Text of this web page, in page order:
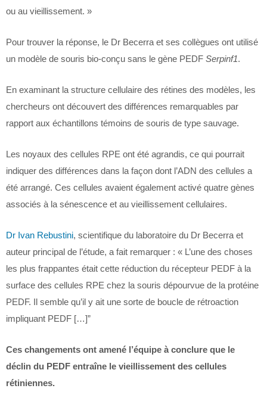
ou au vieillissement. »
Pour trouver la réponse, le Dr Becerra et ses collègues ont utilisé
un modèle de souris bio-conçu sans le gène PEDF Serpinf1.
En examinant la structure cellulaire des rétines des modèles, les
chercheurs ont découvert des différences remarquables par
rapport aux échantillons témoins de souris de type sauvage.
Les noyaux des cellules RPE ont été agrandis, ce qui pourrait
indiquer des différences dans la façon dont l’ADN des cellules a
été arrangé. Ces cellules avaient également activé quatre gènes
associés à la sénescence et au vieillissement cellulaires.
Dr Ivan Rebustini, scientifique du laboratoire du Dr Becerra et
auteur principal de l’étude, a fait remarquer : « L’une des choses
les plus frappantes était cette réduction du récepteur PEDF à la
surface des cellules RPE chez la souris dépourvue de la protéine
PEDF. Il semble qu’il y ait une sorte de boucle de rétroaction
impliquant PEDF […]”
Ces changements ont amené l’équipe à conclure que le
déclin du PEDF entraîne le vieillissement des cellules
rétiniennes.